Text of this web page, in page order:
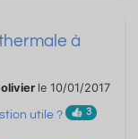
à
olivier le 10/01/2017
utile ? 3